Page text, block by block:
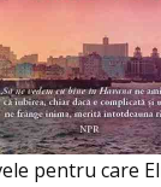
pentru care